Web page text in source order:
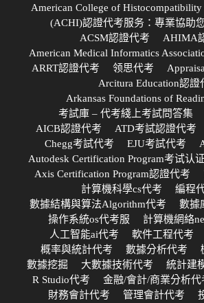
American College of
(ACHI)認證代考服务：專業協助
ACSM認證代考
AHIMA
American Medical Informatics
ARRT認證代考
领思代考
Arcitura Education認證
Arkansas Foundations of
考試庫 – 代考綫上考試問答集
AICB認證代考
ATD考試認證代考
Chegg考試代考
EJU考試代考
Autodesk Certification Program考试认
Axis Certification Program認證代考
計算機科學cs代考
編程
數據結構與算法Algorithm代考
數據
操作系統os代考服
計算機網絡
人工智能ai代考
軟件工程代考
概率與統計代考
數據分析代考
數據挖掘
大數據技術代考 統計建
R Studio代考
金融/會計/商業分析代
財務會計代考
管理會計代考